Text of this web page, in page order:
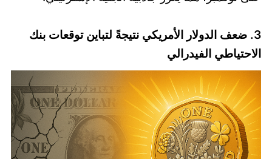
3. ضعف الدولار الأمريكي نتيجةً لتباين توقعات بنك
الاحتياطي الفيدرالي